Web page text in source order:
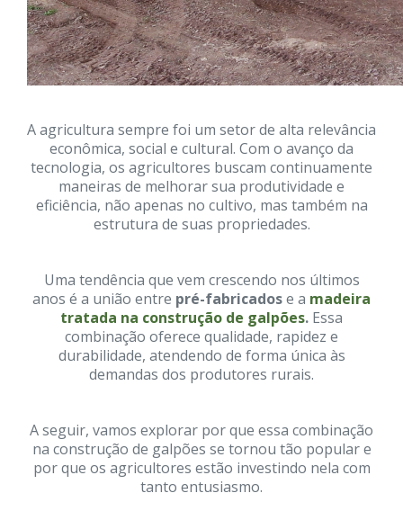
A agricultura sempre foi um setor de alta relevância
econômica, social e cultural. Com o avanço da
tecnologia, os agricultores buscam continuamente
maneiras de melhorar sua produtividade e
eficiência, não apenas no cultivo, mas também na
estrutura de suas propriedades.
Uma tendência que vem crescendo nos últimos
anos é a união entre pré-fabricadose a madeira
tratada na construção de galpões. Essa
combinação oferece qualidade, rapidez e
durabilidade, atendendo de forma única às
demandas dos produtores rurais.
A seguir, vamos explorar por que essa combinação
na construção de galpões se tornou tão popular e
por que os agricultores estão investindo nela com
tanto entusiasmo.